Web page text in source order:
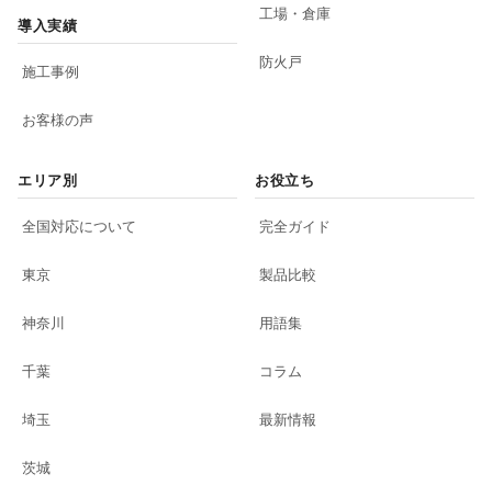
導入実績
施工事例
お客様の声
工場・倉庫
防火戸
エリア別
全国対応について
東京
神奈川
千葉
埼玉
茨城
お役立ち
完全ガイド
製品比較
用語集
コラム
最新情報